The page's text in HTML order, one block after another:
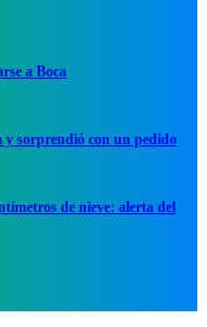
a Boca
sorprendió con un pedido
de nieve: alerta del